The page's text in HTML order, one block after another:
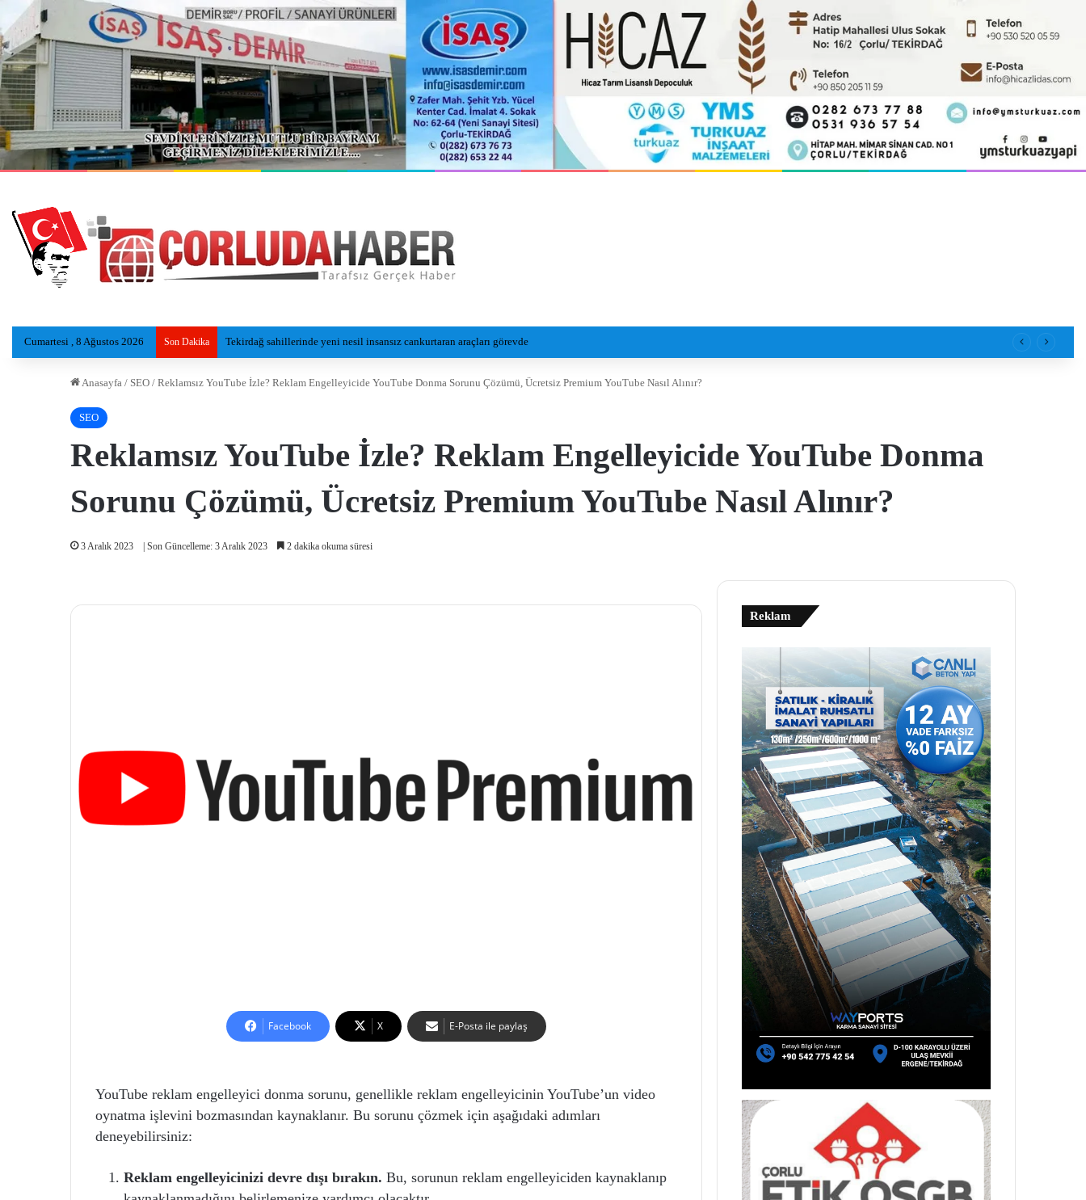
Cumartesi , 8 Ağustos 2026 Son Dakika Kazada ölen Utku, gözyaşlarıyla toprağa verildi
Anasayfa / SEO / Reklamsız YouTube İzle? Reklam Engelleyicide YouTube Donma Sorunu Çözümü, Ücretsiz Premium YouTube Nasıl Alınır?
SEO
Reklamsız YouTube İzle? Reklam Engelleyicide YouTube Donma
Sorunu Çözümü, Ücretsiz Premium YouTube Nasıl Alınır?
3 Aralık 2023 | Son Güncelleme: 3 Aralık 2023 2 dakika okuma süresi
Facebook X E-Posta ile paylaş
YouTube reklam engelleyici donma sorunu, genellikle reklam engelleyicinin YouTube’un video
oynatma işlevini bozmasından kaynaklanır. Bu sorunu çözmek için aşağıdaki adımları
deneyebilirsiniz:
Reklam engelleyicinizi devre dışı bırakın. Bu, sorunun reklam engelleyiciden kaynaklanıp
Reklam